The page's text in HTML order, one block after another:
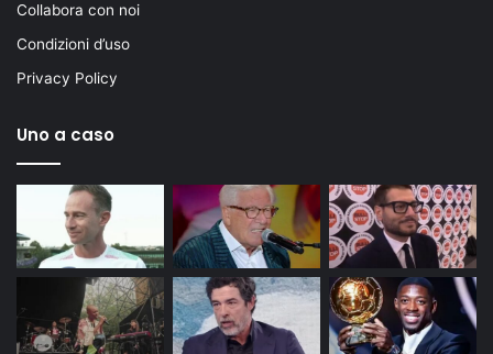
Collabora con noi
Condizioni d’uso
Privacy Policy
Uno a caso